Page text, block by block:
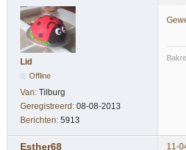
Lid
Offline
Van: Tilburg
Geregistreerd: 08-08-2013
Berichten: 5913
Esther68
11-